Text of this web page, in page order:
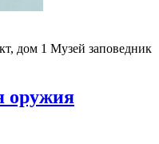
дом 1 Музей заповедник
оружия